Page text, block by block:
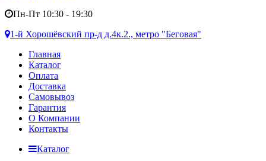
Пн-Пт 10:30 - 19:30
1-й Хорошёвский пр-д д.4к.2., метро "Беговая"
Главная
Каталог
Оплата
Доставка
Самовывоз
Гарантия
О Компании
Контакты
Каталог